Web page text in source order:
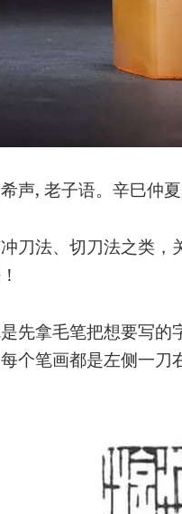
声, 老子语。辛巳仲夏,
刀法、切刀法之类
先拿毛笔把想要写
个笔画都是左侧一刀